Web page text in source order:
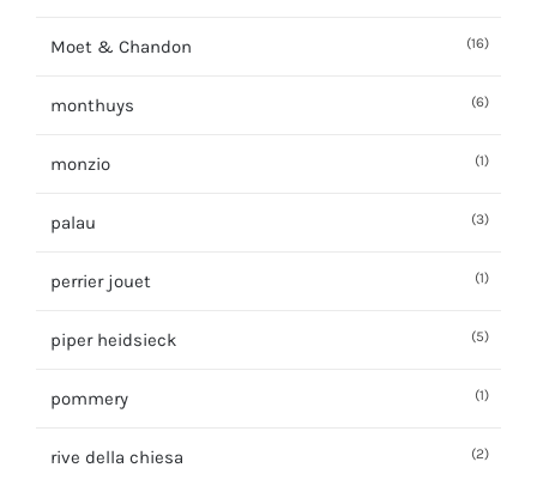
Moet & Chandon (16)
monthuys (6)
monzio (1)
palau (3)
perrier jouet (1)
piper heidsieck (5)
pommery (1)
rive della chiesa (2)